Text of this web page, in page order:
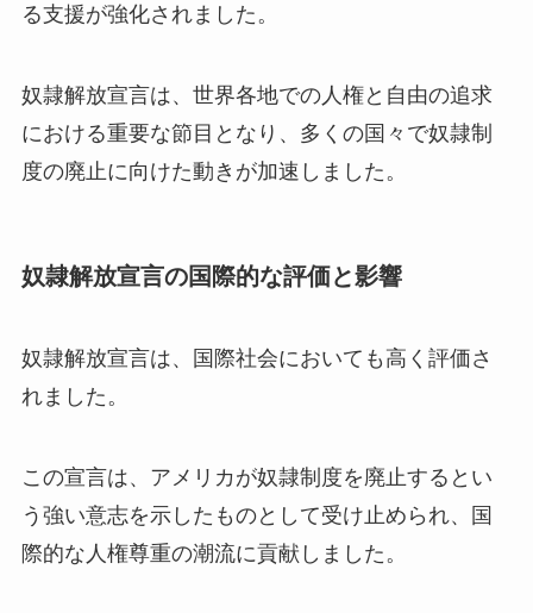
る支援が強化されました。
奴隷解放宣言は、世界各地での人権と自由の追求
における重要な節目となり、多くの国々で奴隷制
度の廃止に向けた動きが加速しました。
奴隷解放宣言の国際的な評価と影響
奴隷解放宣言は、国際社会においても高く評価さ
れました。
この宣言は、アメリカが奴隷制度を廃止するとい
う強い意志を示したものとして受け止められ、国
際的な人権尊重の潮流に貢献しました。